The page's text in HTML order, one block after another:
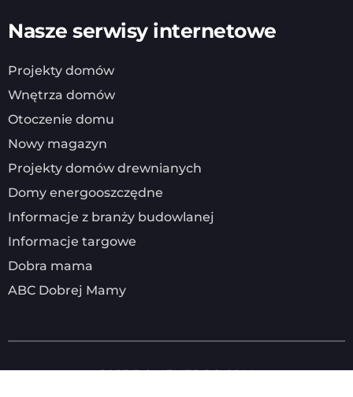
Nasze serwisy internetowe
Projekty domów
Wnętrza domów
Otoczenie domu
Nowy magazyn
Projekty domów drewnianych
Domy energooszczędne
Informacje z branży budowlanej
Informacje targowe
Dobra mama
ABC Dobrej Mamy
2025DOMENERGO.COM